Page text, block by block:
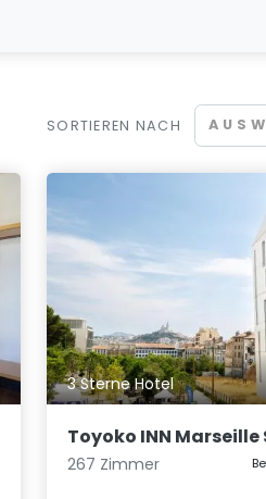
SORTIEREN NACH
3 Sterne Hotel
Toyoko INN
267 Zimmer